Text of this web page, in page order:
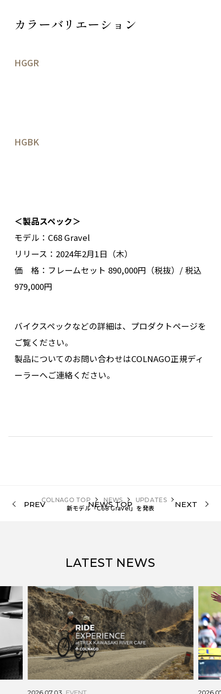
カラーバリエーション
HGGR
HGBK
＜製品スペック＞
モデル：C68 Gravel
リリース：2024年2月1日（木）
価 格：フレームセット 890,000円（税抜）/ 税込
979,000円
バイクスペックなどの詳細は、プロダクトページを
ご覧ください。
製品についてのお問い合わせはCOLNAGO正規ディ
ーラーへご連絡ください。
COLNAGO TOP NEWS
UPDATES
新モデル「C68 Gravel」を発表
PREV NEWS TOP NEXT
LATEST NEWS
2026.07.02 JOURNAL